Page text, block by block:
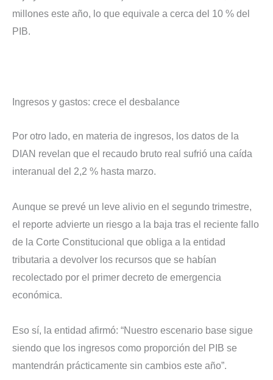
millones este año, lo que equivale a cerca del 10 % del
PIB.
Ingresos y gastos: crece el desbalance
Por otro lado, en materia de ingresos, los datos de la
DIAN revelan que el recaudo bruto real sufrió una caída
interanual del 2,2 % hasta marzo.
Aunque se prevé un leve alivio en el segundo trimestre,
el reporte advierte un riesgo a la baja tras el reciente fallo
de la Corte Constitucional que obliga a la entidad
tributaria a devolver los recursos que se habían
recolectado por el primer decreto de emergencia
económica.
Eso sí, la entidad afirmó: “Nuestro escenario base sigue
siendo que los ingresos como proporción del PIB se
mantendrán prácticamente sin cambios este año”.